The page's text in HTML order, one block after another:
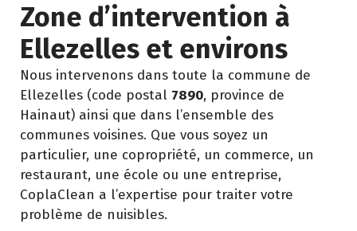
Zone d’intervention à
Ellezelles et environs
Nous intervenons dans toute la commune de
Ellezelles (code postal 7890, province de
Hainaut) ainsi que dans l’ensemble des
communes voisines. Que vous soyez un
particulier, une copropriété, un commerce, un
restaurant, une école ou une entreprise,
CoplaClean a l’expertise pour traiter votre
problème de nuisibles.